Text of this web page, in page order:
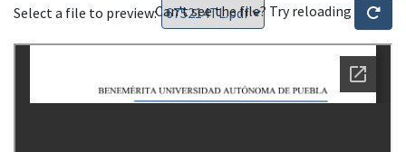
Select a file to preview:Can't see the file? Try reloading